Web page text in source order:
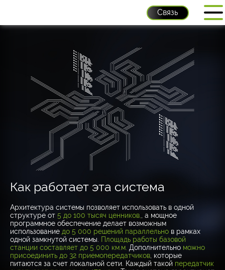
Связь
Как работает эта система
Архитектура системы позволяет использовать в одной
структуре от 5 до 100 тысяч ценников,
, а мощное
программное обеспечение делает возможным
использование до 5 000 решений параллельно в рамках
одной замкнутой системы.
Площадь работы базовой
станции составляет до 5 000 км.м. Дополнительно можно
присоединить до 32 приемопередатчиков , которые
питаются за счет локальной сети. Каждый такой передатчик